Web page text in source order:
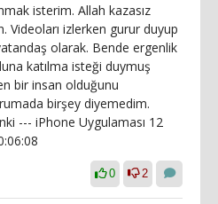
isterim. Allah kazasız
Videoları izlerken gurur duyup
olarak. Bende ergenlik
katılma isteği duymuş
bir insan olduğunu
birşey diyemedim.
--- iPhone Uygulaması 12
0 2